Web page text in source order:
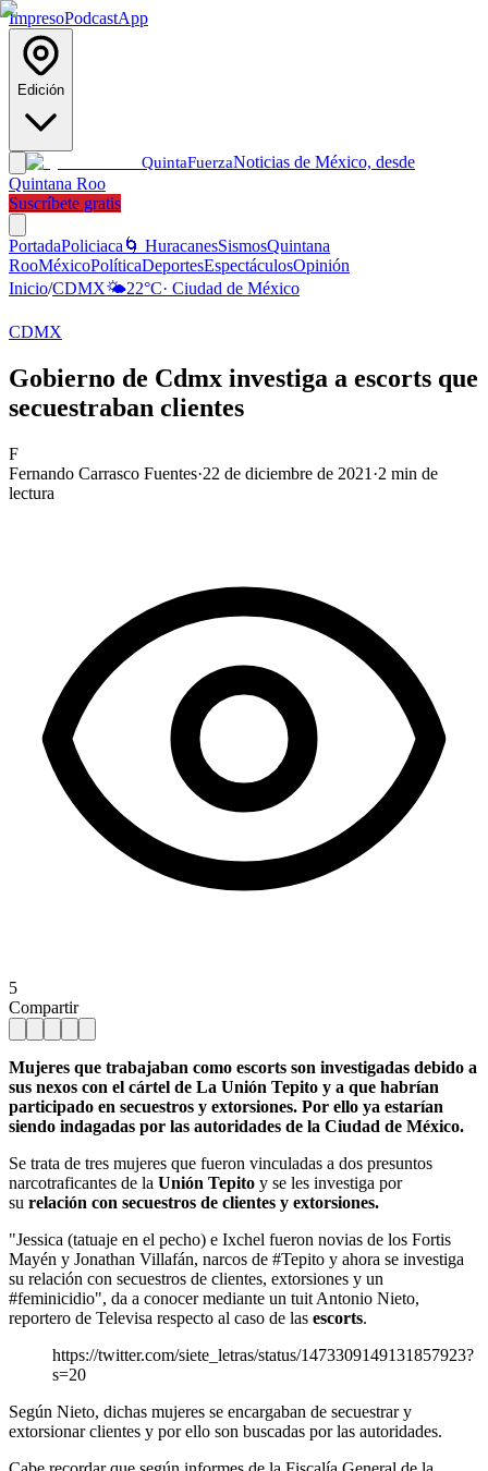
ImpresoPodcastApp
Edición
QuintaFuerzaNoticias de México, desde
Quintana Roo
Suscríbete gratis
PortadaPoliciaca 🌀 HuracanesSismosQuintana
RooMéxicoPolíticaDeportesEspectáculosOpinión
Inicio/CDMX🌤️22°C· Ciudad de México
CDMX
Gobierno de Cdmx investiga a escorts que
secuestraban clientes
F
Fernando Carrasco Fuentes·22 de diciembre de 2021 ·2 min de
lectura
5
Compartir
Mujeres que trabajaban como escorts son investigadas debido a
sus nexos con el cártel de La Unión Tepito y a que habrían
participado en secuestros y extorsiones. Por ello ya estarían
siendo indagadas por las autoridades de la Ciudad de México.
Se trata de tres mujeres que fueron vinculadas a dos presuntos
narcotraficantes de la Unión Tepito y se les investiga por
su relación con secuestros de clientes y extorsiones.
"Jessica (tatuaje en el pecho) e Ixchel fueron novias de los Fortis
Mayén y Jonathan Villafán, narcos de #Tepito y ahora se investiga
su relación con secuestros de clientes, extorsiones y un
#feminicidio", da a conocer mediante un tuit Antonio Nieto,
reportero de Televisa respecto al caso de las escorts.
https://twitter.com/siete_letras/status/1473309149131857923?
s=20
Según Nieto, dichas mujeres se encargaban de secuestrar y
extorsionar clientes y por ello son buscadas por las autoridades.